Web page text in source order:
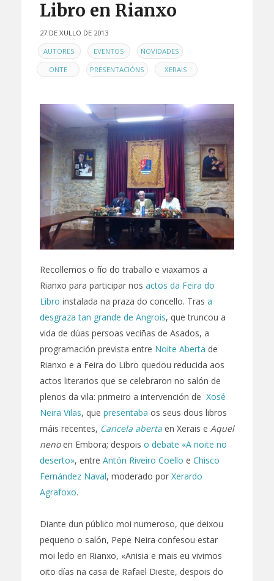
Libro en Rianxo
27 DE XULLO DE 2013
EN AUTORES , EVENTOS , NOVIDADES ,
ONTE , PRESENTACIÓNS , XERAIS
Recollemos o fío do traballo e viaxamos a
Rianxo para participar nos actos da Feira do
Libro instalada na praza do concello. Tras a
desgraza tan grande de Angrois, que truncou a
vida de dúas persoas veciñas de Asados, a
programación prevista entre Noite Aberta de
Rianxo e a Feira do Libro quedou reducida aos
actos literarios que se celebraron no salón de
plenos da vila: primeiro a intervención de Xosé
Neira Vilas, que presentaba os seus dous libros
máis recentes, Cancela abertaen Xerais e Aquel
nenoen Embora; despois o debate «A noite no
deserto», entre Antón Riveiro Coello e Chisco
Fernández Naval, moderado por Xerardo
Agrafoxo.
Diante dun público moi numeroso, que deixou
pequeno o salón, Pepe Neira confesou estar
moi ledo en Rianxo, «Anisia e mais eu vivimos
oito días na casa de Rafael Dieste, despois do